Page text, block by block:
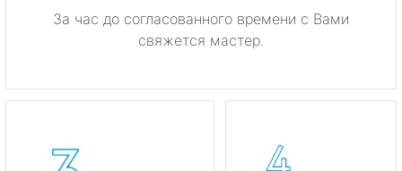
За час до согласованного времени с Вами
свяжется мастер.